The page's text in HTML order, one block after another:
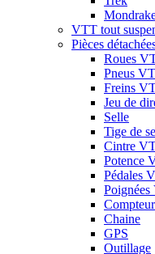
VTT tout
Pièces
Roues
Pneus
Freins
Jeu de
Selle
Tige de
Cintre
Potence
Pédales
Compteur
Chaine
GPS
Outillage